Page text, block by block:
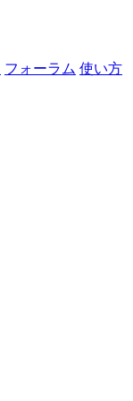
フォーラム 使い方